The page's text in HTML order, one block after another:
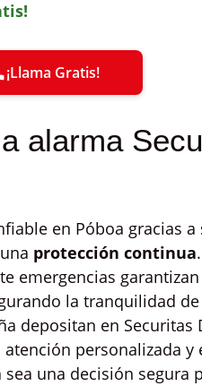
¡Llama Gratis!
alarma
en Póboa gracias a
protección continua
emergencias
la tranquilidad
depositan en Securitas
personalizada y
una decisión segura